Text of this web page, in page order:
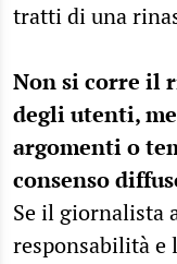
tratti di una
Non si corre il
degli utenti,
argomenti o
consenso
Se il giornalista
responsabilità e